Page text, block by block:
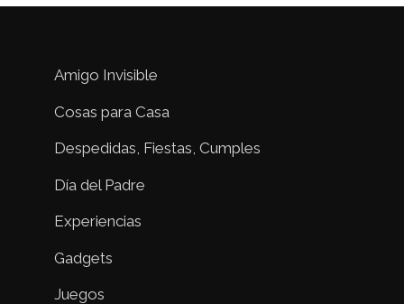
Amigo Invisible
Cosas para Casa
Despedidas, Fiestas, Cumples
Día del Padre
Experiencias
Gadgets
Juegos